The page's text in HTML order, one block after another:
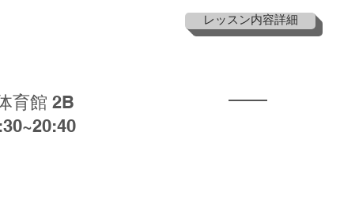
レッスン内容詳細
育館 2B